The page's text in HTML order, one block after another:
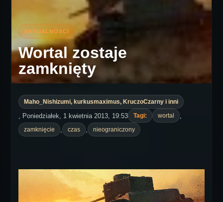
Wortal zostaje
zamknięty
Maho_Nishizumi, kurkusmaximus, KruczoCzarny i inni
, Poniedziałek, 1 kwietnia 2013, 19:53 Tagi: wortal
zamknięcie czas nieograniczony